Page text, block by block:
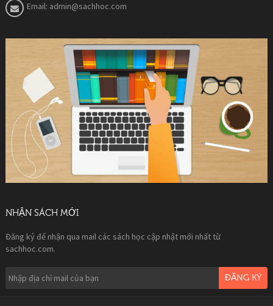
Email: admin@sachhoc.com
NHẬN SÁCH MỚI
Đăng ký để nhận qua mail các sách học cập nhật mới nhất từ
sachhoc.com.
ĐĂNG KÝ